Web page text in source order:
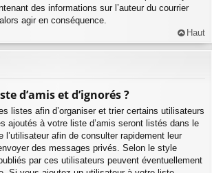
des informations sur l’auteur du courrier
agir en conséquence.
Haut
d’amis et d’ignorés ?
listes afin d’organiser et trier certains utilisateurs
ajoutés à votre liste d’amis seront listés dans le
l’utilisateur afin de consulter rapidement leur
des messages privés. Selon le style
par ces utilisateurs peuvent éventuellement